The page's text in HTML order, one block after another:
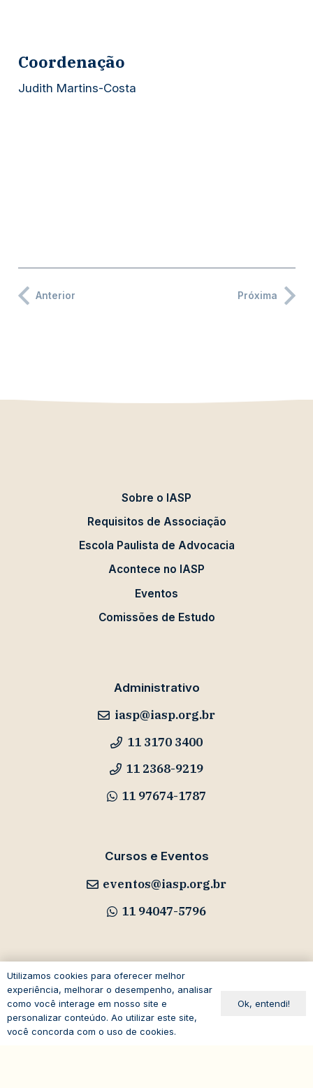
Coordenação
Judith Martins-Costa
Anterior Próxima
Sobre o IASP
Requisitos de Associação
Escola Paulista de Advocacia
Acontece no IASP
Eventos
Comissões de Estudo
Administrativo
iasp@iasp.org.br
11 3170 3400
11 2368-9219
11 97674-1787
Cursos e Eventos
eventos@iasp.org.br
11 94047-5796
Avenida Paulista, 1294
19º andar – Bela Vista
01310-100 – São Paulo – SP
Utilizamos cookies para oferecer melhor
experiência, melhorar o desempenho, analisar
como você interage em nosso site e
personalizar conteúdo. Ao utilizar este site,
você concorda com o uso de cookies.
Ok, entendi!